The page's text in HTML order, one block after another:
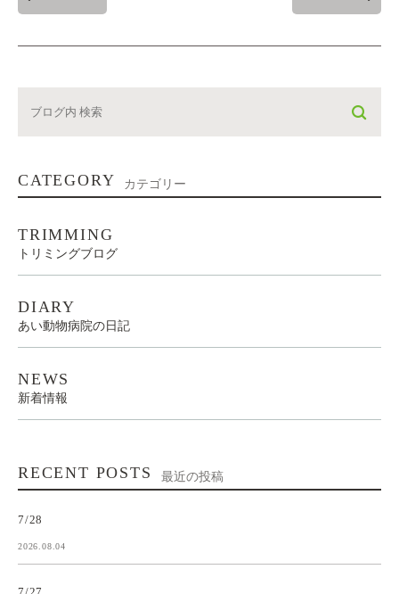
CATEGORY カテゴリー
TRIMMING
トリミングブログ
DIARY
あい動物病院の日記
NEWS
新着情報
RECENT POSTS 最近の投稿
7/28
2026.08.04